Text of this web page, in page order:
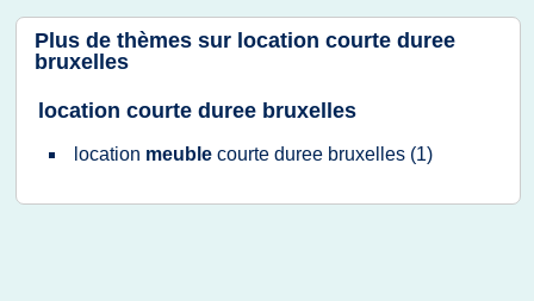
Plus de thèmes sur location courte duree
bruxelles
location courte duree bruxelles
location meuble courte duree bruxelles (1)